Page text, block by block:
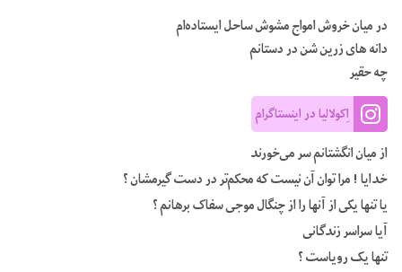
در میان خروش امواج مشوش ساحل ایستاده‌ام
دانه های زرین شن در دستانم
چه حقیر
اِکولالیا در اینستاگرام
از میان انگشتانم سر می‌خورند
خدایا ! مرا توان آن نیست که محکم‌تر در دست گیرمشان ؟
یا تنها یکی از آنها را از چنگال موجی سفاک برهانم ؟
آیا سراسر زندگانی
تنها یک رویاست ؟